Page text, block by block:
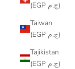
(EGP ج.م)
Taiwan
(EGP ج.م)
Tajikistan
(EGP ج.م)